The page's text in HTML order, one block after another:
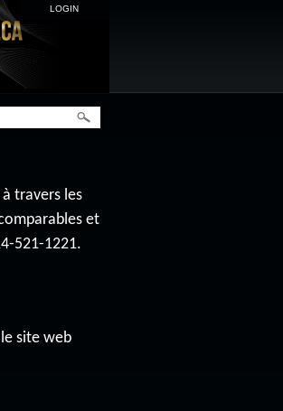
LOGIN
travers les
et
521-1221.
site web